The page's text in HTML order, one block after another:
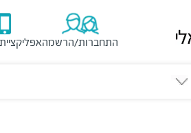
התחברות/הרשמה